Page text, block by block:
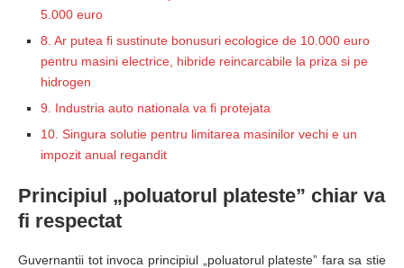
5.000 euro
8. Ar putea fi sustinute bonusuri ecologice de 10.000 euro
pentru masini electrice, hibride reincarcabile la priza si pe
hidrogen
9. Industria auto nationala va fi protejata
10. Singura solutie pentru limitarea masinilor vechi e un
impozit anual regandit
Principiul „poluatorul plateste” chiar va
fi respectat
Guvernantii tot invoca principiul „poluatorul plateste” fara sa stie